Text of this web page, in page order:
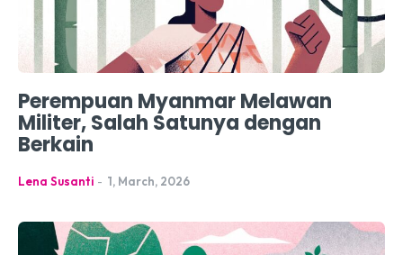
Perempuan Myanmar Melawan
Militer, Salah Satunya dengan
Berkain
Lena Susanti - 1, March, 2026